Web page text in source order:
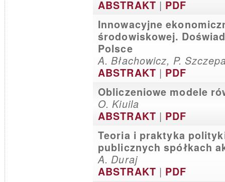
ABSTRAKT | PDF
Innowacyjne
środowiskowej.
Polsce
A. Błachowicz, P.
ABSTRAKT | PDF
Obliczeniowe modele
O. Kiuila
ABSTRAKT | PDF
Teoria i praktyka
publicznych spółkach
A. Duraj
ABSTRAKT | PDF